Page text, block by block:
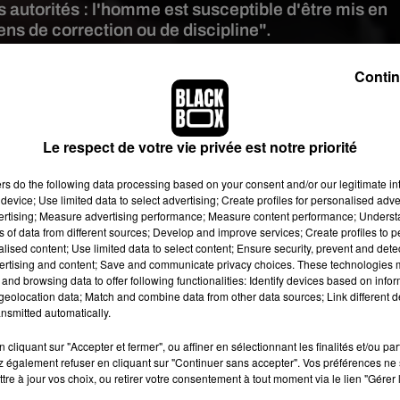
autorités : l'homme est susceptible d'être mis en
de correction ou de discipline".
enseignant de l’école Pomponio Leto à Teggiano
de porter son masque de protectionrecommandé pour
par un camarade de classe de l’adolescent, a fait le tour des
s'avancer vers l'élève en question, le gifler violemment puis
de ses camarades, ébahis.
Le respect de votre vie privée est notre priorité
do the following data processing based on your consent and/or our legitimate
Use limited data to select advertising; Create profiles for personalised
Measure advertising performance; Measure content performance;
of data from different sources; Develop and improve services; Create profiles to
content; Use limited data to select content; Ensure security, prevent and
and content; Save and communicate privacy choices. These technologies
browsing data to offer following functionalities: Identify devices based on
data; Match and combine data from other data sources; Link different
automatically.
cliquant sur "Accepter et fermer", ou affiner en sélectionnant les finalités et/ou
également refuser en cliquant sur "Continuer sans accepter". Vos préférences
à jour vos choix, ou retirer votre consentement à tout moment via le lien